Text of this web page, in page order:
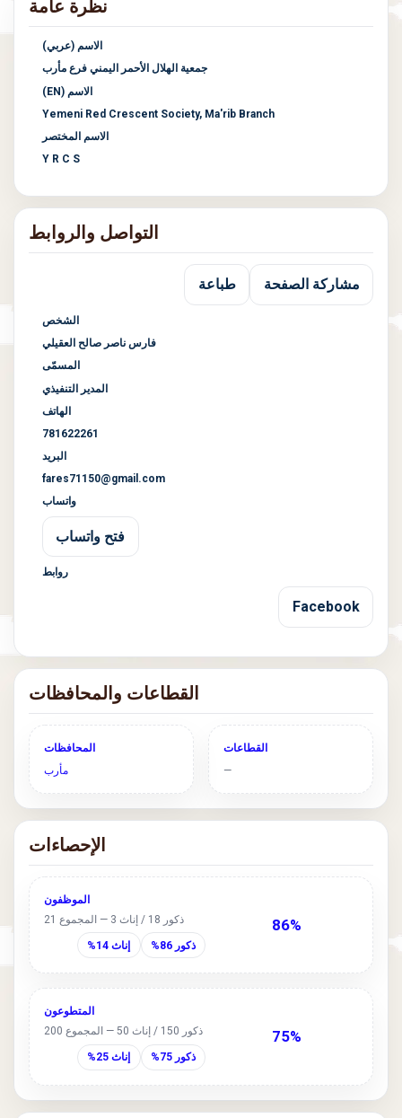
نظرة عامة
الاسم (عربي)
جمعية الهلال الأحمر اليمني فرع مأرب
الاسم (EN)
Yemeni Red Crescent Society, Ma'rib Branch
الاسم المختصر
Y R C S
التواصل والروابط
مشاركة الصفحة طباعة
الشخص
فارس ناصر صالح العقيلي
المسمّى
المدير التنفيذي
الهاتف
781622261
البريد
fares71150@gmail.com
واتساب
فتح واتساب
روابط
Facebook
القطاعات والمحافظات
القطاعات
—
المحافظات
مأرب
الإحصاءات
86%
الموظفون
ذكور 18 / إناث 3 — المجموع 21
ذكور 86% إناث 14%
75%
المتطوعون
ذكور 150 / إناث 50 — المجموع 200
ذكور 75% إناث 25%